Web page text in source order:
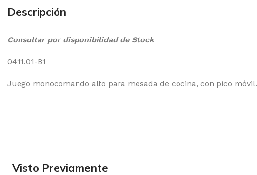
Descripción
Consultar por disponibilidad de Stock
0411.01-B1
Juego monocomando alto para mesada de cocina, con pico móvil.
Visto Previamente